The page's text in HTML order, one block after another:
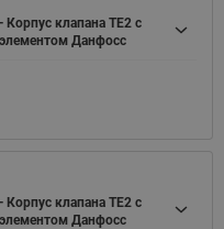
клапана TE2 с
Данфосс
клапана TE2 с
Данфосс